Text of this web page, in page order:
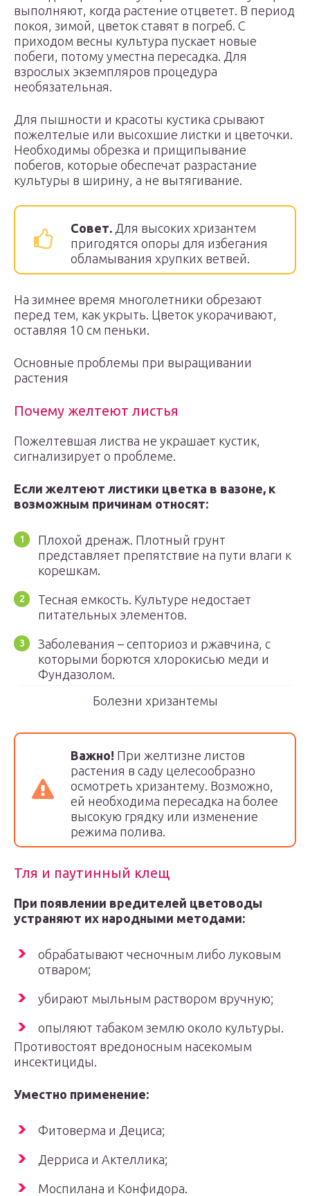
выполняют, когда растение отцветет. В период
покоя, зимой, цветок ставят в погреб. С
приходом весны культура пускает новые
побеги, потому уместна пересадка. Для
взрослых экземпляров процедура
необязательная.
Для пышности и красоты кустика срывают
пожелтелые или высохшие листки и цветочки.
Необходимы обрезка и прищипывание
побегов, которые обеспечат разрастание
культуры в ширину, а не вытягивание.
Совет. Для высоких хризантем
пригодятся опоры для избегания
обламывания хрупких ветвей.
На зимнее время многолетники обрезают
перед тем, как укрыть. Цветок укорачивают,
оставляя 10 см пеньки.
Основные проблемы при выращивании
растения
Почему желтеют листья
Пожелтевшая листва не украшает кустик,
сигнализирует о проблеме.
Если желтеют листики цветка в вазоне, к
возможным причинам относят:
Плохой дренаж. Плотный грунт
представляет препятствие на пути влаги к
корешкам.
Тесная емкость. Культуре недостает
питательных элементов.
Заболевания – септориоз и ржавчина, с
которыми борются хлорокисью меди и
Фундазолом.
Болезни хризантемы
Важно! При желтизне листов
растения в саду целесообразно
осмотреть хризантему. Возможно,
ей необходима пересадка на более
высокую грядку или изменение
режима полива.
Тля и паутинный клещ
При появлении вредителей цветоводы
устраняют их народными методами:
обрабатывают чесночным либо луковым
отваром;
убирают мыльным раствором вручную;
опыляют табаком землю около культуры.
Противостоят вредоносным насекомым
инсектициды.
Уместно применение:
Фитоверма и Дециса;
Дерриса и Актеллика;
Моспилана и Конфидора.